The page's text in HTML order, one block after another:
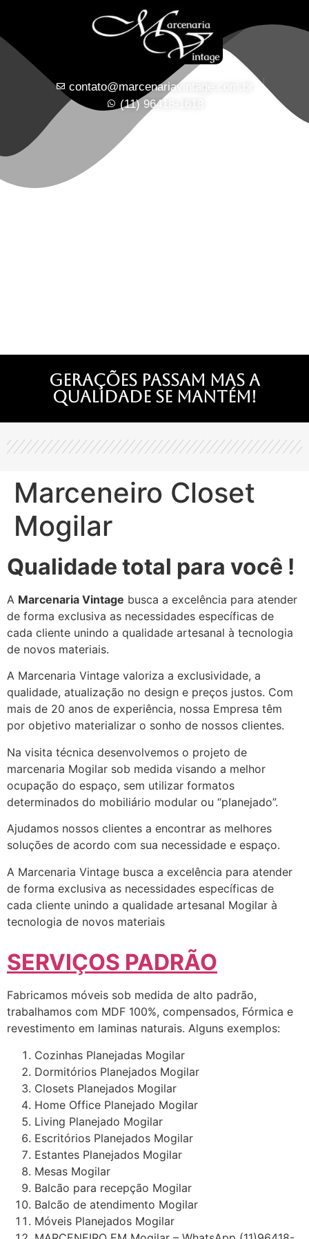
contato@marcenariavintage.com.br
(11) 96418-1618
Gerações passam mas a
qualidade se mantém!
Marceneiro Closet
Mogilar
Qualidade total para você !
A Marcenaria Vintage busca a excelência para atender
de forma exclusiva as necessidades específicas de
cada cliente unindo a qualidade artesanal à tecnologia
de novos materiais.
A Marcenaria Vintage valoriza a exclusividade, a
qualidade, atualização no design e preços justos. Com
mais de 20 anos de experiência, nossa Empresa têm
por objetivo materializar o sonho de nossos clientes.
Na visita técnica desenvolvemos o projeto de
marcenaria Mogilar sob medida visando a melhor
ocupação do espaço, sem utilizar formatos
determinados do mobiliário modular ou “planejado”.
Ajudamos nossos clientes a encontrar as melhores
soluções de acordo com sua necessidade e espaço.
A Marcenaria Vintage busca a excelência para atender
de forma exclusiva as necessidades específicas de
cada cliente unindo a qualidade artesanal Mogilar à
tecnologia de novos materiais
SERVIÇOS PADRÃO
Fabricamos móveis sob medida de alto padrão,
trabalhamos com MDF 100%, compensados, Fórmica e
revestimento em laminas naturais. Alguns exemplos:
Cozinhas Planejadas Mogilar
Dormitórios Planejados Mogilar
Closets Planejados Mogilar
Home Office Planejado Mogilar
Living Planejado Mogilar
Escritórios Planejados Mogilar
Estantes Planejados Mogilar
Mesas Mogilar
Balcão para recepção Mogilar
Balcão de atendimento Mogilar
Móveis Planejados Mogilar